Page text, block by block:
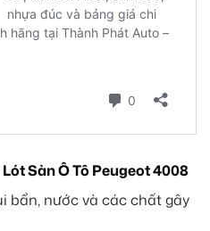
Sàn Ô Tô Peugeot 4008
bẩn, nước và các chất gây